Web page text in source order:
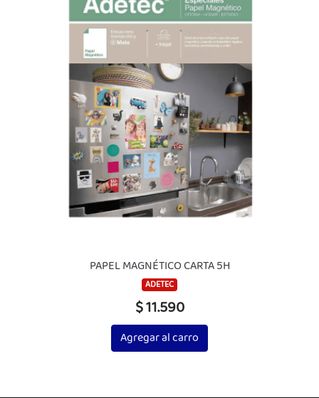
PAPEL MAGNÉTICO CARTA 5H
ADETEC
$ 11.590
Agregar al carro